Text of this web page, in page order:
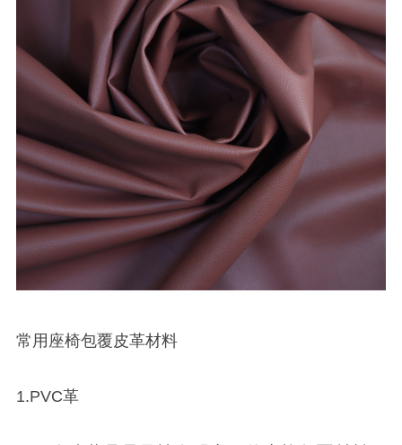
常用座椅包覆皮革材料
1.PVC革